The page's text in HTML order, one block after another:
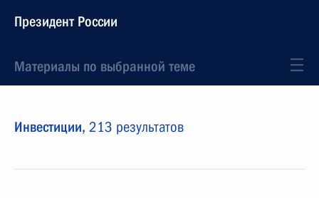
Президент России
Материалы по выбранной теме
Инвестиции, 213 результатов